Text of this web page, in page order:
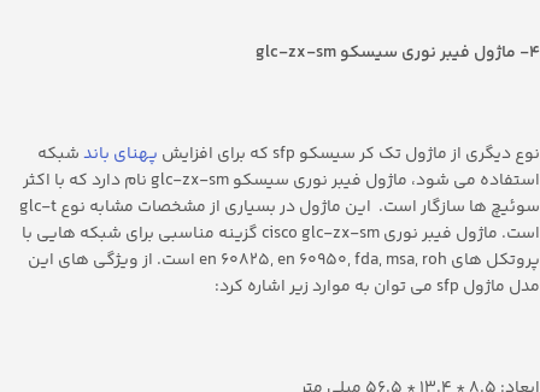
4- ماژول فیبر نوری سیسکو glc-zx-sm
نوع دیگری از ماژول تک کر سیسکو sfp که برای افزایش پهنای باندشبکه
استفاده می شود، ماژول فیبر نوری سیسکو glc-zx-sm نام دارد که با اکثر
سوئیچ ها سازگار است. این ماژول در بسیاری از مشخصات مشابه نوع glc-t
است. ماژول فیبر نوری cisco glc-zx-sm گزینه مناسبی برای شبکه هایی با
پروتکل های en 60825, en 60950, fda, ​​‎msa, roh است. از ویژگی های این
مدل ماژول sfp می توان به موارد زیر اشاره کرد: